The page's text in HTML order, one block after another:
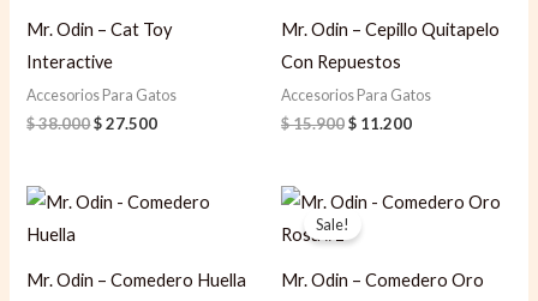
Mr. Odin – Cat Toy
Interactive
Accesorios Para Gatos
$38.000$27.500
Mr. Odin – Cepillo Quitapelo
Con Repuestos
Accesorios Para Gatos
$15.900$ 11.200
Mr. Odin – Comedero Huella
Sale!
Mr. Odin – Comedero Oro
Original
price
was:
Current
price